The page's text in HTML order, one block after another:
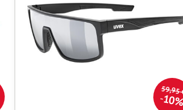
59,95
10%